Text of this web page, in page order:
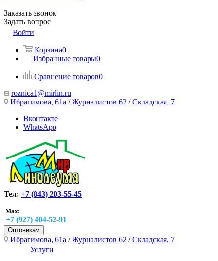
Заказать звонок
Задать вопрос
Войти
Корзина0
Избранные товары0
Сравнение товаров0
roznica1@mirlin.ru
Ибрагимова, 61а /Журналистов 62 /Складская, 7
Вконтакте
WhatsApp
Тел: +7 (843) 203-55-45
Max:
+7 (927) 404-52-91
Оптовикам
Ибрагимова, 61а /Журналистов 62 /Складская, 7
Услуги